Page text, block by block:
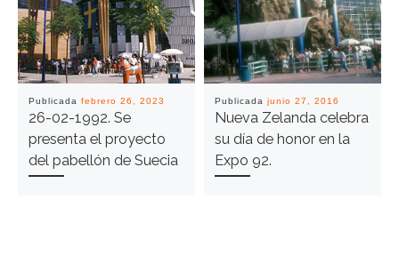
Publicada febrero 26, 2023
26-02-1992. Se
presenta el proyecto
del pabellón de Suecia
Publicada junio 27, 2016
Nueva Zelanda celebra
su día de honor en la
Expo 92.